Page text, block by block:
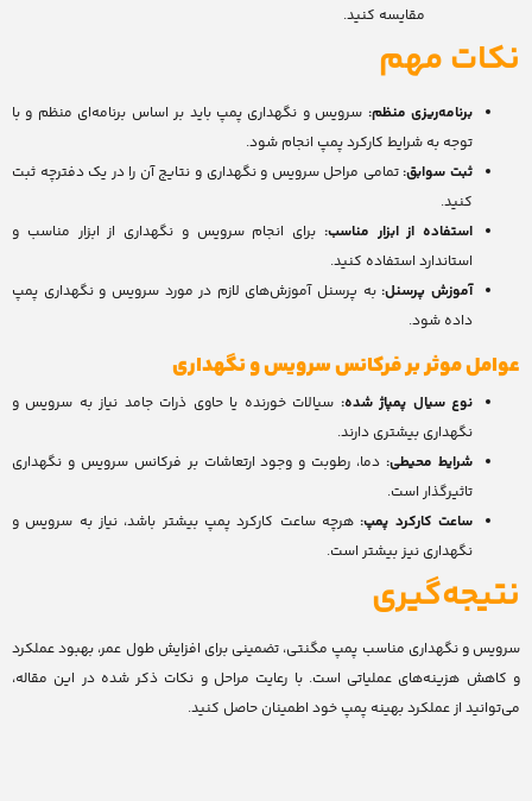
مقایسه کنید.
نکات مهم
برنامه‌ریزی منظم: سرویس و نگهداری پمپ باید بر اساس برنامه‌ای منظم و با
توجه به شرایط کارکرد پمپ انجام شود.
ثبت سوابق: تمامی مراحل سرویس و نگهداری و نتایج آن را در یک دفترچه ثبت
کنید.
استفاده از ابزار مناسب: برای انجام سرویس و نگهداری از ابزار مناسب و
استاندارد استفاده کنید.
آموزش پرسنل: به پرسنل آموزش‌های لازم در مورد سرویس و نگهداری پمپ
داده شود.
عوامل موثر بر فرکانس سرویس و نگهداری
نوع سیال پمپاژ شده: سیالات خورنده یا حاوی ذرات جامد نیاز به سرویس و
نگهداری بیشتری دارند.
شرایط محیطی: دما، رطوبت و وجود ارتعاشات بر فرکانس سرویس و نگهداری
تاثیرگذار است.
ساعت کارکرد پمپ: هرچه ساعت کارکرد پمپ بیشتر باشد، نیاز به سرویس و
نگهداری نیز بیشتر است.
نتیجه‌گیری
سرویس و نگهداری مناسب پمپ مگنتی، تضمینی برای افزایش طول عمر، بهبود عملکرد
و کاهش هزینه‌های عملیاتی است. با رعایت مراحل و نکات ذکر شده در این مقاله،
می‌توانید از عملکرد بهینه پمپ خود اطمینان حاصل کنید.